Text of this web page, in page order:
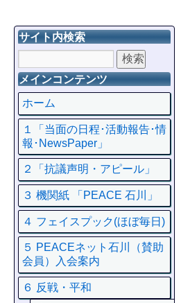
サイト内検索
メインコンテンツ
ホーム
１「当面の日程･活動報告･情
報･NewsPaper」
２「抗議声明・アピール」
３ 機関紙 「PEACE 石川」
４ フェイスプック(ほぼ毎日)
５ PEACEネット石川（賛助
会員）入会案内
６ 反戦・平和